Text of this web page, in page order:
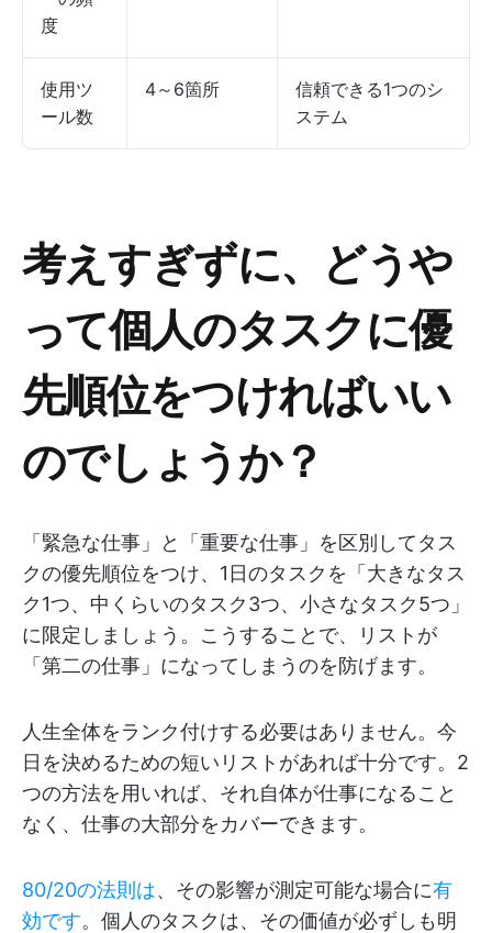
度
使用ツ
ール数
4～6箇所
信頼できる1つのシ
ステム
考えすぎずに、どうや
って個人のタスクに優
先順位をつければいい
のでしょうか？
「緊急な仕事」と「重要な仕事」を区別してタス
クの優先順位をつけ、1日のタスクを「大きなタス
ク1つ、中くらいのタスク3つ、小さなタスク5つ」
に限定しましょう。こうすることで、リストが
「第二の仕事」になってしまうのを防げます。
人生全体をランク付けする必要はありません。今
日を決めるための短いリストがあれば十分です。2
つの方法を用いれば、それ自体が仕事になること
なく、仕事の大部分をカバーできます。
80/20の法則は、その影響が測定可能な場合に有
効です。個人のタスクは、その価値が必ずしも明